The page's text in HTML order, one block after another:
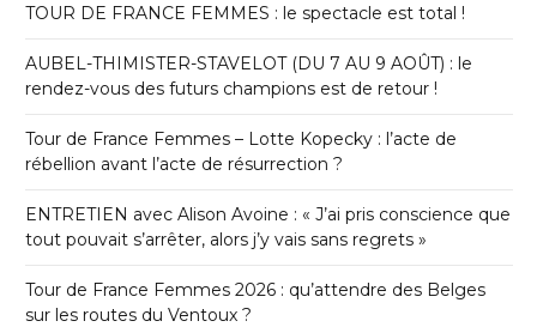
TOUR DE FRANCE FEMMES : le spectacle est total !
AUBEL-THIMISTER-STAVELOT (DU 7 AU 9 AOÛT) : le
rendez-vous des futurs champions est de retour !
Tour de France Femmes – Lotte Kopecky : l’acte de
rébellion avant l’acte de résurrection ?
ENTRETIEN avec Alison Avoine : « J’ai pris conscience que
tout pouvait s’arrêter, alors j’y vais sans regrets »
Tour de France Femmes 2026 : qu’attendre des Belges
sur les routes du Ventoux ?